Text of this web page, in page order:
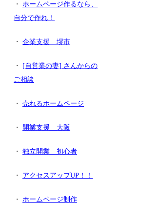
・ ホームページ作るなら、
自分で作れ！
・ 企業支援 堺市
・
[自営業の妻] さんからの
ご相談
・ 売れるホームページ
・ 開業支援 大阪
・ 独立開業 初心者
・ アクセスアップUP！！
・ ホームページ制作